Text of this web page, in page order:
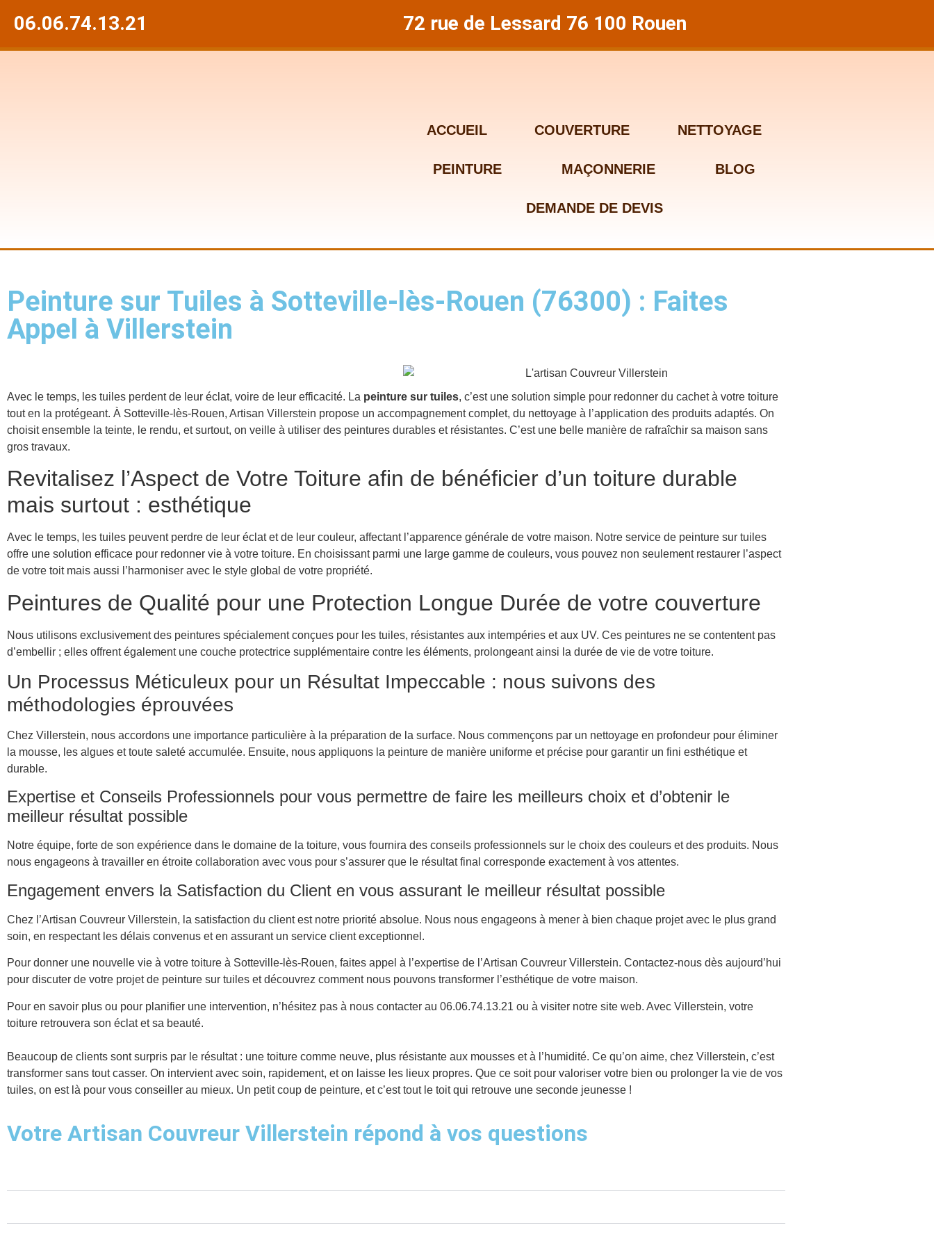
06.06.74.13.21 72 rue de Lessard 76 100 Rouen
ACCUEIL COUVERTURE NETTOYAGE
PEINTURE MAÇONNERIE BLOG
DEMANDE DE DEVIS
Peinture sur Tuiles à Sotteville-lès-Rouen (76300) : Faites
Appel à Villerstein
Avec le temps, les tuiles perdent de leur éclat, voire de leur efficacité. La peinture sur tuiles, c’est une solution simple pour redonner du cachet à votre toiture
tout en la protégeant. À Sotteville-lès-Rouen, Artisan Villerstein propose un accompagnement complet, du nettoyage à l’application des produits adaptés. On
choisit ensemble la teinte, le rendu, et surtout, on veille à utiliser des peintures durables et résistantes. C’est une belle manière de rafraîchir sa maison sans
gros travaux.
Revitalisez l’Aspect de Votre Toiture afin de bénéficier d’un toiture durable
mais surtout : esthétique
Avec le temps, les tuiles peuvent perdre de leur éclat et de leur couleur, affectant l’apparence générale de votre maison. Notre service de peinture sur tuiles
offre une solution efficace pour redonner vie à votre toiture. En choisissant parmi une large gamme de couleurs, vous pouvez non seulement restaurer l’aspect
de votre toit mais aussi l’harmoniser avec le style global de votre propriété.
Peintures de Qualité pour une Protection Longue Durée de votre couverture
Nous utilisons exclusivement des peintures spécialement conçues pour les tuiles, résistantes aux intempéries et aux UV. Ces peintures ne se contentent pas
d’embellir ; elles offrent également une couche protectrice supplémentaire contre les éléments, prolongeant ainsi la durée de vie de votre toiture.
Un Processus Méticuleux pour un Résultat Impeccable : nous suivons des
méthodologies éprouvées
Chez Villerstein, nous accordons une importance particulière à la préparation de la surface. Nous commençons par un nettoyage en profondeur pour éliminer
la mousse, les algues et toute saleté accumulée. Ensuite, nous appliquons la peinture de manière uniforme et précise pour garantir un fini esthétique et
durable.
Expertise et Conseils Professionnels pour vous permettre de faire les meilleurs choix et d’obtenir le
meilleur résultat possible
Notre équipe, forte de son expérience dans le domaine de la toiture, vous fournira des conseils professionnels sur le choix des couleurs et des produits. Nous
nous engageons à travailler en étroite collaboration avec vous pour s’assurer que le résultat final corresponde exactement à vos attentes.
Engagement envers la Satisfaction du Client en vous assurant le meilleur résultat possible
Chez l’Artisan Couvreur Villerstein, la satisfaction du client est notre priorité absolue. Nous nous engageons à mener à bien chaque projet avec le plus grand
soin, en respectant les délais convenus et en assurant un service client exceptionnel.
Pour donner une nouvelle vie à votre toiture à Sotteville-lès-Rouen, faites appel à l’expertise de l’Artisan Couvreur Villerstein. Contactez-nous dès aujourd’hui
pour discuter de votre projet de peinture sur tuiles et découvrez comment nous pouvons transformer l’esthétique de votre maison.
Pour en savoir plus ou pour planifier une intervention, n’hésitez pas à nous contacter au 06.06.74.13.21 ou à visiter notre site web. Avec Villerstein, votre
toiture retrouvera son éclat et sa beauté.
Beaucoup de clients sont surpris par le résultat : une toiture comme neuve, plus résistante aux mousses et à l’humidité. Ce qu’on aime, chez Villerstein, c’est
transformer sans tout casser. On intervient avec soin, rapidement, et on laisse les lieux propres. Que ce soit pour valoriser votre bien ou prolonger la vie de vos
tuiles, on est là pour vous conseiller au mieux. Un petit coup de peinture, et c’est tout le toit qui retrouve une seconde jeunesse !
Votre Artisan Couvreur Villerstein répond à vos questions